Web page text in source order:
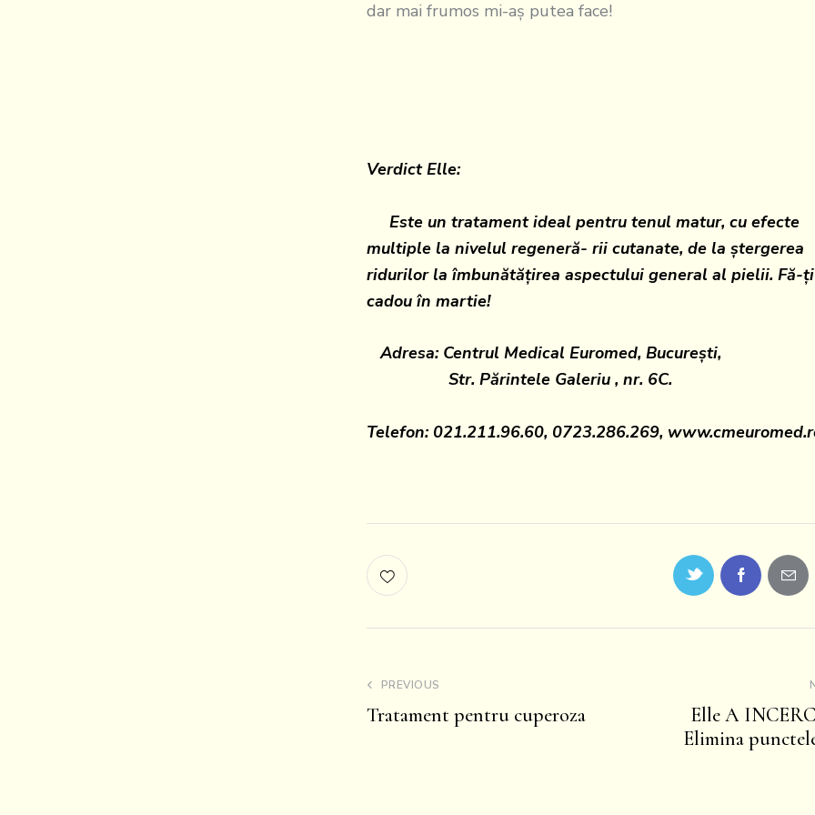
dar mai frumos mi-aş putea face!
Verdict Elle:
Este un tratament ideal pentru tenul matur, cu efecte
multiple la nivelul regeneră- rii cutanate, de la ştergerea
ridurilor la îmbunătăţirea aspectului general al pielii. Fă-
cadou în martie!
Adresa: Centrul Medical Euromed, Bucureşti,
Str. Părintele Galeriu , nr. 6C.
Telefon: 021.211.96.60, 0723.286.269,
PREVIOUS
Tratament pentru cuperoza
Elle A
Elimina